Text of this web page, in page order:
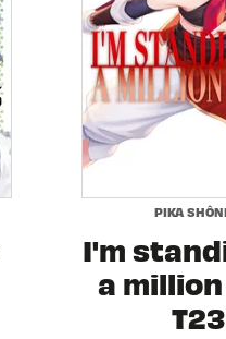
PIKA
I'm
a
T23